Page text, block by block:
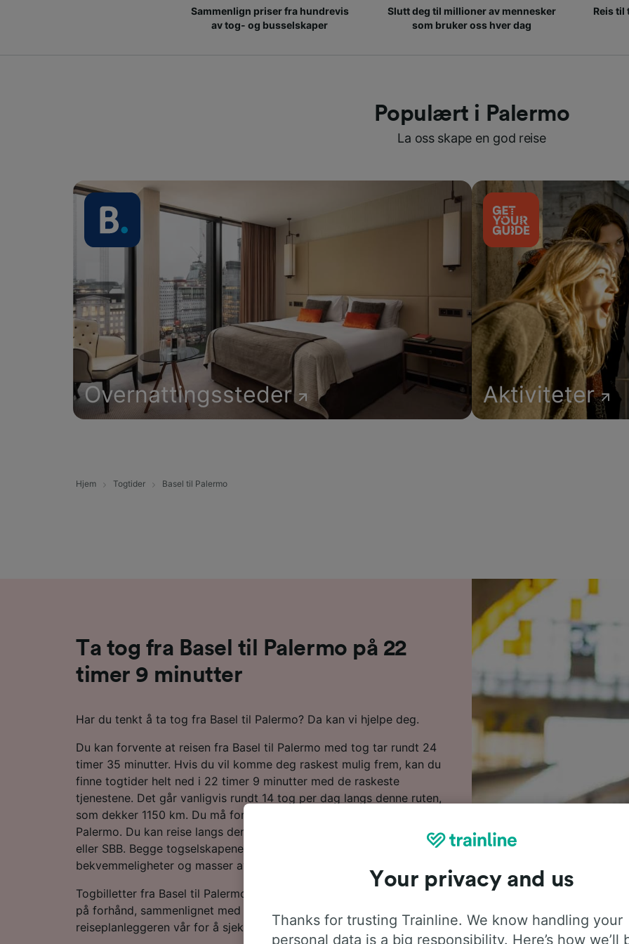
Sammenlign priser fra hundrevis
av tog- og busselskaper
Slutt deg til millioner av mennesker
som bruker oss hver dag
Reis til
Populært i Palermo
La oss skape en god reise
Overnattingssteder Aktiviteter
Hjem Togtider Basel til Palermo
Ta tog fra Basel til Palermo på 22
timer 9 minutter
Har du tenkt å ta tog fra Basel til Palermo? Da kan vi hjelpe deg.
Du kan forvente at reisen fra Basel til Palermo med tog tar rundt 24
timer 35 minutter. Hvis du vil komme deg raskest mulig frem, kan du
finne togtider helt ned i 22 timer 9 minutter med de raskeste
tjenestene. Det går vanligvis rundt 14 tog per dag langs denne ruten,
som dekker 1150 km. Du må foreta 1 bytte underveis på reisen din til
Palermo. Du kan reise langs denne ruten med tog fra enten Trenitalia
eller SBB. Begge togselskapene driver moderne tjenester med alle
bekvemmeligheter og masser av plass til bagasje.
Togbilletter fra Basel til Palermo er vanligvis billigere når du bestiller
på forhånd, sammenlignet med å kjøpe dem på dagen. Start et søk i
reiseplanleggeren vår for å sjekke de nyeste prisene.
Your privacy and us
Thanks for trusting Trainline. We know handling your
personal data is a big responsibility. Here’s how we’ll